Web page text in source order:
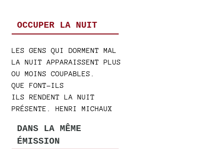
OCCUPER LA NUIT
LES GENS QUI DORMENT MAL
LA NUIT APPARAISSENT PLUS
OU MOINS COUPABLES.
QUE FONT-ILS
ILS RENDENT LA NUIT
PRÉSENTE. HENRI MICHAUX
DANS LA MÊME
ÉMISSION